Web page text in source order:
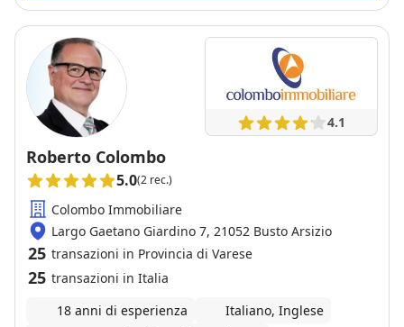
4.1
Roberto Colombo
5.0(2 rec.)
Colombo Immobiliare
Largo Gaetano Giardino 7, 21052 Busto Arsizio
25 transazioni in Provincia di Varese
25 transazioni in Italia
18 anni di esperienza
Italiano, Inglese